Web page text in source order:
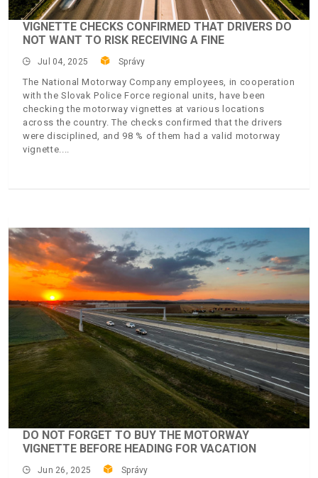
VIGNETTE CHECKS CONFIRMED THAT DRIVERS DO
NOT WANT TO RISK RECEIVING A FINE
Jul 04, 2025 Správy
The National Motorway Company employees, in cooperation
with the Slovak Police Force regional units, have been
checking the motorway vignettes at various locations
across the country. The checks confirmed that the drivers
were disciplined, and 98 % of them had a valid motorway
vignette.
DO NOT FORGET TO BUY THE MOTORWAY
VIGNETTE BEFORE HEADING FOR VACATION
Jun 26, 2025 Správy